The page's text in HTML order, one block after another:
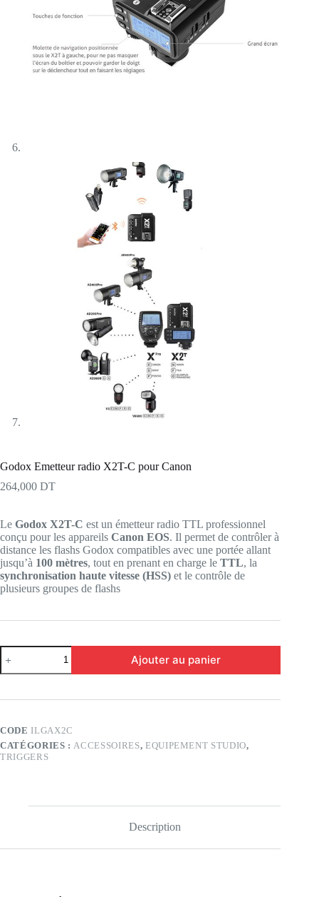
Godox Emetteur radio X2T-C pour Canon
264,000 DT
Le Godox X2T-C est un émetteur radio TTL professionnel
conçu pour les appareils Canon EOS. Il permet de contrôler à
distance les flashs Godox compatibles avec une portée allant
jusqu’à 100 mètres, tout en prenant en charge le TTL, la
synchronisation haute vitesse (HSS) et le contrôle de
plusieurs groupes de flashs
quantité
de
Godox
radio
pour
Canon
Ajouter au panier
CODE ILGAX2C
CATÉGORIES : ACCESSOIRES, EQUIPEMENT STUDIO,
TRIGGERS
Description